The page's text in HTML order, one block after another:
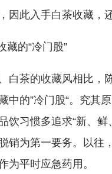
因此入手白茶收藏，
的“冷门股”
茶的收藏风相比，陈
中的”冷门股“。究其
饮习惯多追求“新、
销为第一要务。以往
为平时应急药用。